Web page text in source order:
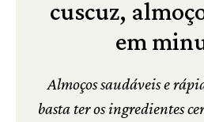
cuscuz,
em
Almoços saudáveis e
basta ter os ingredientes